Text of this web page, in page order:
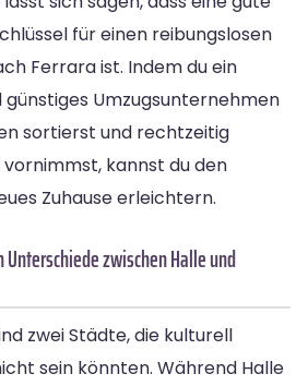
für einen reibungslosen
Ferrara ist. Indem du ein
günstiges Umzugsunternehmen
sortierst und rechtzeitig
kannst du den
Zuhause erleichtern.
zwischen Halle und
zwei Städte, die kulturell
sein könnten. Während Halle